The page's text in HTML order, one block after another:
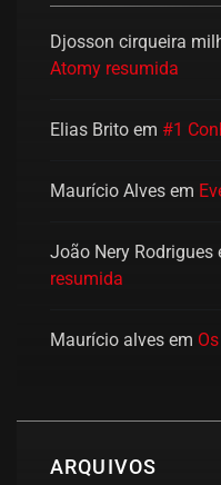
Djosson cirqueira
Atomy resumida
Elias Brito em #1
Maurício Alves em
João Nery Rodrigues
resumida
Maurício alves em
ARQUIVOS